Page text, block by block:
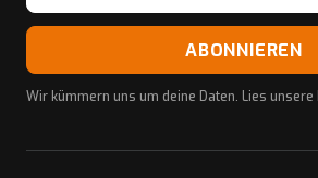
ABONNIEREN
Wir kümmern uns um deine Daten. Lies unsere